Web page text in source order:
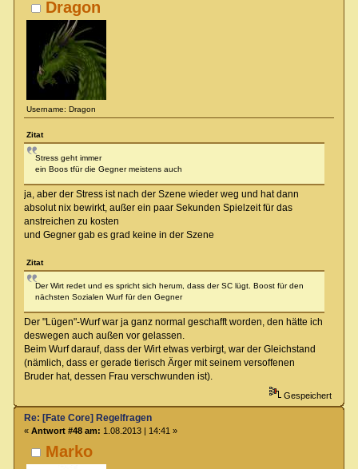
Dragon
Username: Dragon
Zitat
Stress geht immer
ein Boos tfür die Gegner meistens auch
ja, aber der Stress ist nach der Szene wieder weg und hat dann
absolut nix bewirkt, außer ein paar Sekunden Spielzeit für das
anstreichen zu kosten
und Gegner gab es grad keine in der Szene
Zitat
Der Wirt redet und es spricht sich herum, dass der SC lügt. Boost für den
nächsten Sozialen Wurf für den Gegner
Der "Lügen"-Wurf war ja ganz normal geschafft worden, den hätte ich
deswegen auch außen vor gelassen.
Beim Wurf darauf, dass der Wirt etwas verbirgt, war der Gleichstand
(nämlich, dass er gerade tierisch Ärger mit seinem versoffenen
Bruder hat, dessen Frau verschwunden ist).
Gespeichert
Marko
Re: [Fate Core] Regelfragen
« Antwort #48 am: 1.08.2013 | 14:41 »